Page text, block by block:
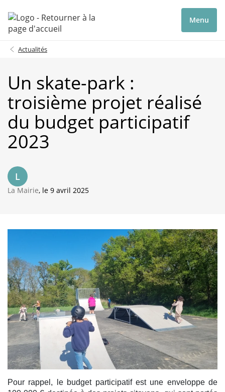
Menu
Actualités
Un skate-park :
troisième projet réalisé
du budget participatif
2023
L
La Mairie, le 9 avril 2025
Pour rappel, le budget participatif est une enveloppe de